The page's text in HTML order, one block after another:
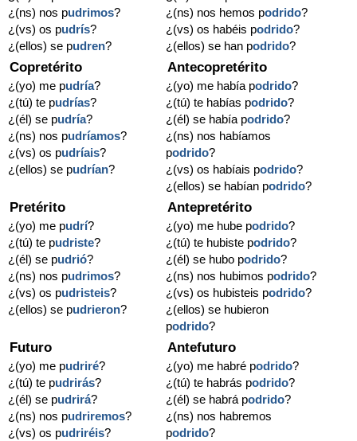
¿(ns) nos pudrimos?
¿(vs) os pudrís?
¿(ellos) se pudren?
¿(ns) nos hemos podrido?
¿(vs) os habéis podrido?
¿(ellos) se han podrido?
Copretérito
¿(yo) me pudría?
¿(tú) te pudrías?
¿(él) se pudría?
¿(ns) nos pudríamos?
¿(vs) os pudríais?
¿(ellos) se pudrían?
Antecopretérito
¿(yo) me había podrido?
¿(tú) te habías podrido?
¿(él) se había podrido?
¿(ns) nos habíamos
podrido?
¿(vs) os habíais podrido?
¿(ellos) se habían podrido?
Pretérito
¿(yo) me pudrí?
¿(tú) te pudriste?
¿(él) se pudrió?
¿(ns) nos pudrimos?
¿(vs) os pudristeis?
¿(ellos) se pudrieron?
Antepretérito
¿(yo) me hube podrido?
¿(tú) te hubiste podrido?
¿(él) se hubo podrido?
¿(ns) nos hubimos podrido?
¿(vs) os hubisteis podrido?
¿(ellos) se hubieron
podrido?
Futuro
¿(yo) me pudriré?
¿(tú) te pudrirás?
¿(él) se pudrirá?
¿(ns) nos pudriremos?
¿(vs) os pudriréis?
Antefuturo
¿(yo) me habré podrido?
¿(tú) te habrás podrido?
¿(él) se habrá podrido?
¿(ns) nos habremos
podrido?